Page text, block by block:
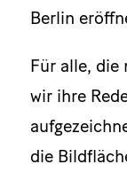
Berlin
Für alle, die
wir ihre
die